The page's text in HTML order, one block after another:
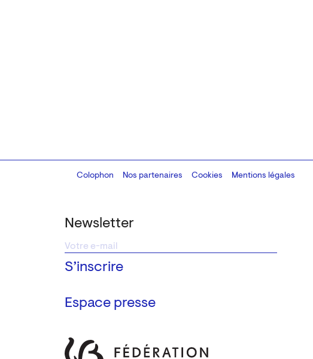
Newsletter
Espace presse
Colophon
Design:Marcel Kaczmarek, code:8080.studio
Nos partenaires Cookies Mentions légales